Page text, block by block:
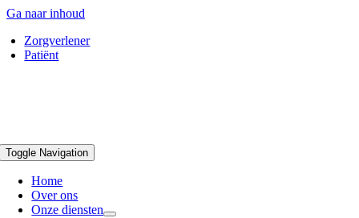
Ga naar inhoud
Zorgverlener
Patiënt
Toggle Navigation
Home
Over ons
Onze diensten